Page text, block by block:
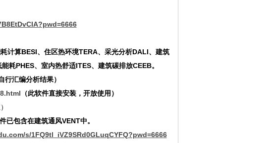
计算BESI、住区热环境TERA、采光分析DALI、建筑
耗PHES、室内热舒适ITES、建筑碳排放CEEB。
行汇编分析结果）
（此软件直接安装，开放使用）
已包含在建筑通风VENT中。
s/1FQ9tl_iVZ9SRd0GLuqCYFQ?pwd=6666